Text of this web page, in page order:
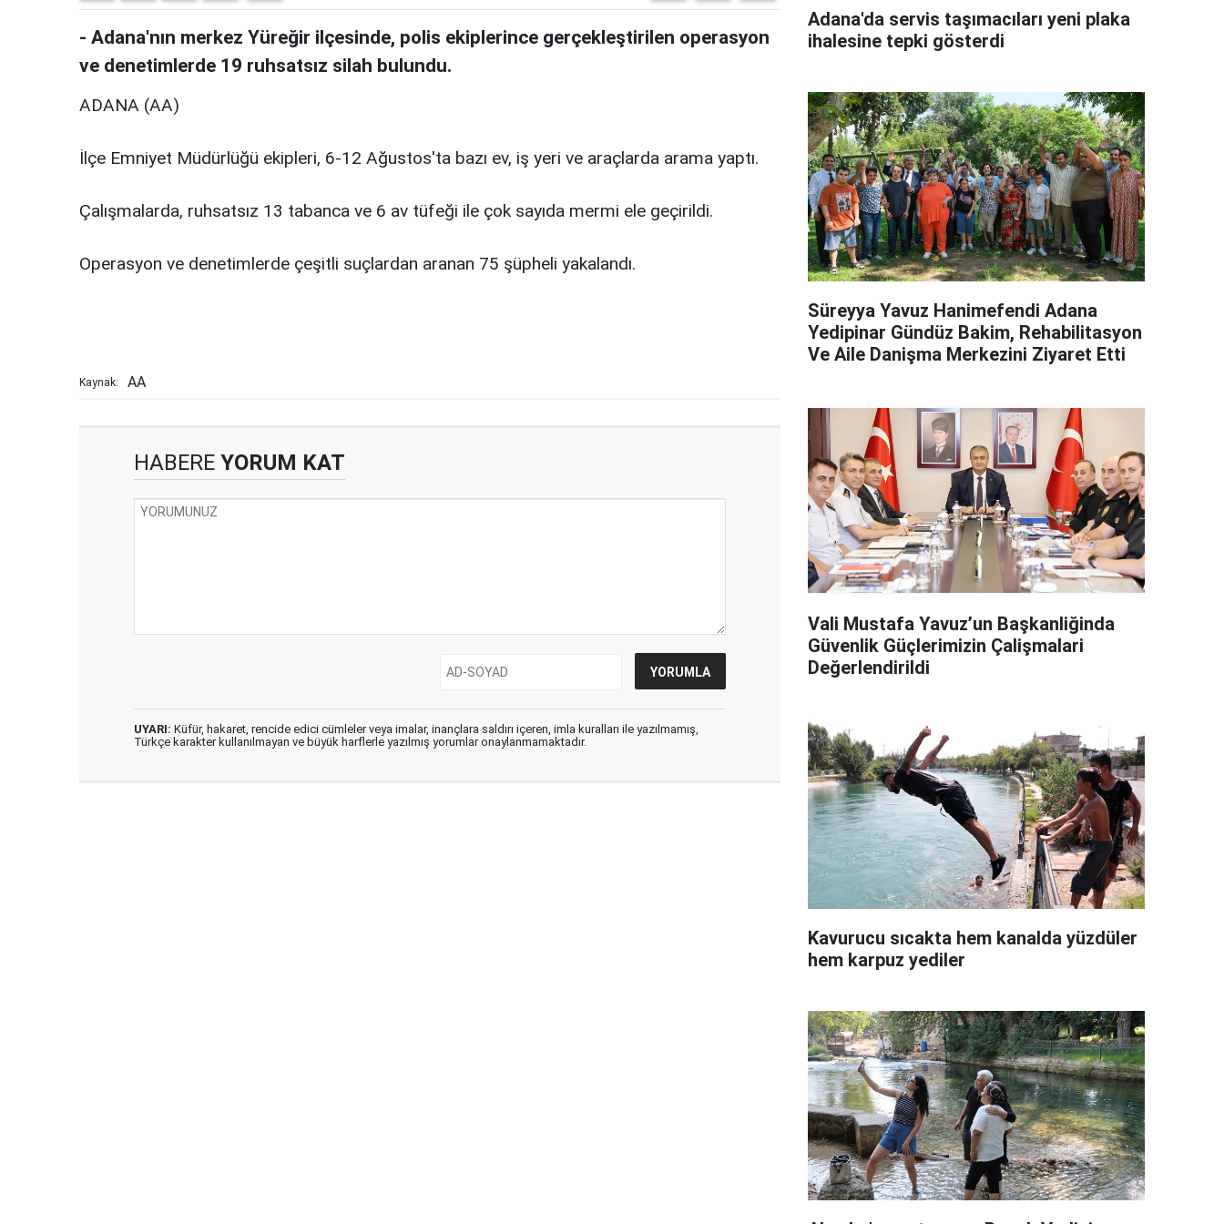
- Adana'nın merkez Yüreğir ilçesinde, polis ekiplerince gerçekleştirilen operasyon
ve denetimlerde 19 ruhsatsız silah bulundu.
ADANA (AA)
İlçe Emniyet Müdürlüğü ekipleri, 6-12 Ağustos'ta bazı ev, iş yeri ve araçlarda arama yaptı.
Çalışmalarda, ruhsatsız 13 tabanca ve 6 av tüfeği ile çok sayıda mermi ele geçirildi.
Operasyon ve denetimlerde çeşitli suçlardan aranan 75 şüpheli yakalandı.
Kaynak: AA
HABERE YORUM KAT
UYARI: Küfür, hakaret, rencide edici cümleler veya imalar, inançlara saldırı içeren, imla kuralları ile yazılmamış,
Türkçe karakter kullanılmayan ve büyük harflerle yazılmış yorumlar onaylanmamaktadır.
Adana'da servis taşımacıları yeni plaka
ihalesine tepki gösterdi
Süreyya Yavuz Hanimefendi Adana
Yedipinar Gündüz Bakim, Rehabilitasyon
Ve Aile Danişma Merkezini Ziyaret Etti
Vali Mustafa Yavuz’un Başkanliğinda
Güvenlik Güçlerimizin Çalişmalari
Değerlendirildi
Kavurucu sıcakta hem kanalda yüzdüler
hem karpuz yediler